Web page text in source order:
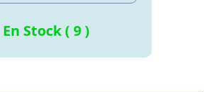
En Stock ( 9 )